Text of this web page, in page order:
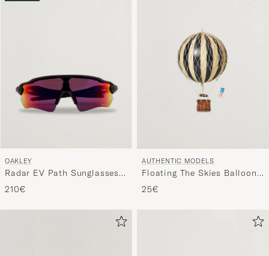
OAKLEY
Radar EV Path Sunglasses
Matte Black
210€
AUTHENTIC MODELS
Floating The Skies Balloon
Black
25€